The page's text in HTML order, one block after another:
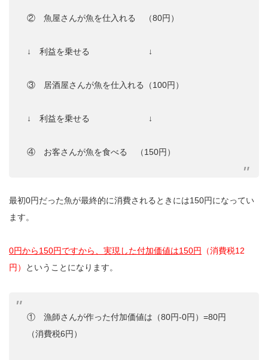
② 魚屋さんが魚を仕入れる （80円）
↓ 利益を乗せる ↓
③ 居酒屋さんが魚を仕入れる（100円）
↓ 利益を乗せる ↓
④ お客さんが魚を食べる （150円）
最初0円だった魚が最終的に消費されるときには150円になってい
ます。
0円から150円ですから、実現した付加価値は150円
（消費税12
円）
ということになります。
① 漁師さんが作った付加価値は（80円-0円）=80円
（消費税6円）